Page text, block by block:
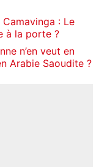
: Le
à la porte ?
n’en veut en
Arabie Saoudite ?